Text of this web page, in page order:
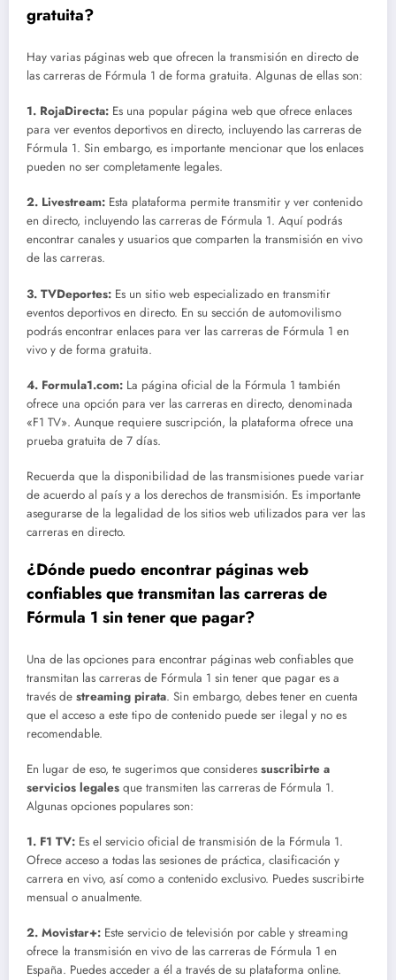
gratuita?
Hay varias páginas web que ofrecen la transmisión en directo de
las carreras de Fórmula 1 de forma gratuita. Algunas de ellas son:
1. RojaDirecta: Es una popular página web que ofrece enlaces
para ver eventos deportivos en directo, incluyendo las carreras de
Fórmula 1. Sin embargo, es importante mencionar que los enlaces
pueden no ser completamente legales.
2. Livestream: Esta plataforma permite transmitir y ver contenido
en directo, incluyendo las carreras de Fórmula 1. Aquí podrás
encontrar canales y usuarios que comparten la transmisión en vivo
de las carreras.
3. TVDeportes: Es un sitio web especializado en transmitir
eventos deportivos en directo. En su sección de automovilismo
podrás encontrar enlaces para ver las carreras de Fórmula 1 en
vivo y de forma gratuita.
4. Formula1.com: La página oficial de la Fórmula 1 también
ofrece una opción para ver las carreras en directo, denominada
«F1 TV». Aunque requiere suscripción, la plataforma ofrece una
prueba gratuita de 7 días.
Recuerda que la disponibilidad de las transmisiones puede variar
de acuerdo al país y a los derechos de transmisión. Es importante
asegurarse de la legalidad de los sitios web utilizados para ver las
carreras en directo.
¿Dónde puedo encontrar páginas web
confiables que transmitan las carreras de
Fórmula 1 sin tener que pagar?
Una de las opciones para encontrar páginas web confiables que
transmitan las carreras de Fórmula 1 sin tener que pagar es a
través de streaming pirata. Sin embargo, debes tener en cuenta
que el acceso a este tipo de contenido puede ser ilegal y no es
recomendable.
En lugar de eso, te sugerimos que consideres suscribirte a
servicios legales que transmiten las carreras de Fórmula 1.
Algunas opciones populares son:
1. F1 TV: Es el servicio oficial de transmisión de la Fórmula 1.
Ofrece acceso a todas las sesiones de práctica, clasificación y
carrera en vivo, así como a contenido exclusivo. Puedes suscribirte
mensual o anualmente.
2. Movistar+: Este servicio de televisión por cable y streaming
ofrece la transmisión en vivo de las carreras de Fórmula 1 en
España. Puedes acceder a él a través de su plataforma online.